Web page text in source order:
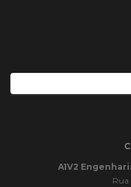
A1V2
Rua